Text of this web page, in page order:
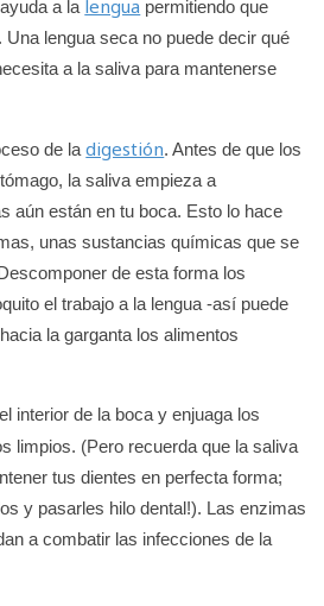
a la lengua permitiendo que
lengua seca no puede decir qué
a la saliva para mantenerse
de ladigestión. Antes de que los
la saliva empieza a
aún están en tu boca. Esto lo hace
unas sustancias químicas que se
de esta forma los
el trabajo a la lengua -así puede
la garganta los alimentos
interior de la boca y enjuaga los
limpios. (Pero recuerda que la saliva
tus dientes en perfecta forma;
y pasarles hilo dental!). Las enzimas
a combatir las infecciones de la